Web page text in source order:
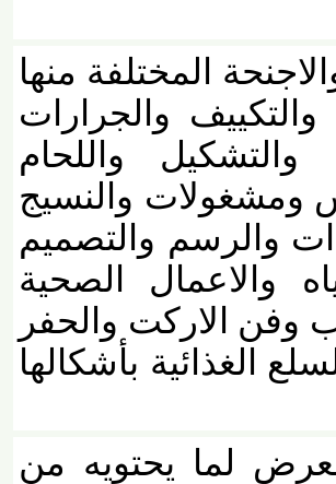
المختلفة منها
والجرارات
واللحام
ومشغولات والنسيج
والرسم والتصميم
الصحية
وفن الاركت والحفر
الغذائية بأشكالها
لما يحتويه من